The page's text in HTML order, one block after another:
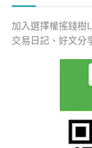
加入選擇權搖錢樹
交易日記、好文分